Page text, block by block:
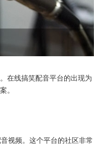
在线搞笑配音平台的出现为
。
视频。这个平台的社区非常